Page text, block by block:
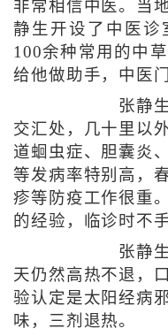
非常相信中医。当
静生开设了中医诊
100余种常用的中
给他做助手，中医
张静
交汇处，几十里以
道蛔虫症、胆囊炎
等发病率特别高，
疹等防疫工作很重
的经验，临诊时不
张静
天仍然高热不退，
验认定是太阳经病
味，三剂退热。